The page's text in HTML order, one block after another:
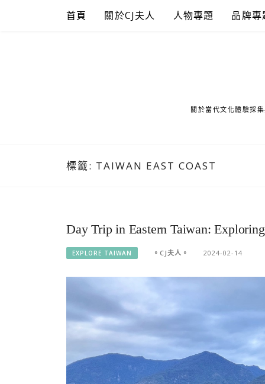
首頁 關於CJ夫人 人物專題 品牌專
關於當代文化體驗採
標籤: TAIWAN EAST COAST
Day Trip in Eastern Taiwan:
EXPLORE TAIWAN 。CJ夫人。 2024-02-14